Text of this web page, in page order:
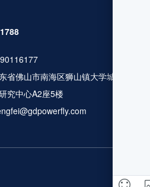
省佛山市南海区狮山镇大学城广工大数控
究中心A2座5楼